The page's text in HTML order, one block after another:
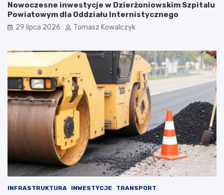
Nowoczesne inwestycje w Dzierżoniowskim Szpitalu
Powiatowym dla Oddziału Internistycznego
29 lipca 2026 Tomasz Kowalczyk
INFRASTRUKTURA INWESTYCJE TRANSPORT